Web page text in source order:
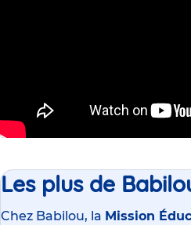
Les plus de
Chez Babilou, la Mission